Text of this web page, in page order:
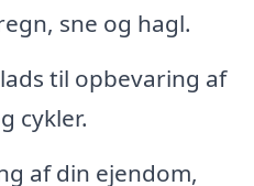
sne og hagl.
til opbevaring af
cykler.
af din ejendom,